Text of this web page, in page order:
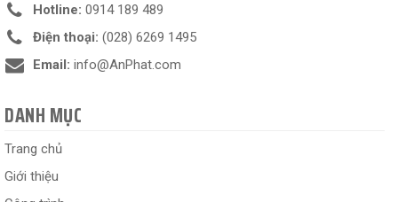
Hotline: 0914 189 489
Điện thoại: (028) 6269 1495
Email: info@AnPhat.com
DANH MỤC
Trang chủ
Giới thiệu